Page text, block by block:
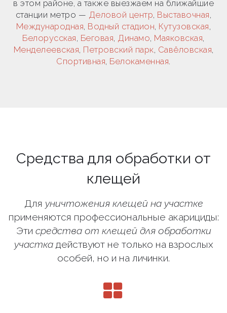
в этом районе, а также выезжаем на ближайшие
станции метро — Деловой центр, Выставочная,
Международная, Водный стадион, Кутузовская,
Белорусская, Беговая, Динамо, Маяковская,
Менделеевская, Петровский парк, Савёловская,
Спортивная, Белокаменная.
Средства для обработки от
клещей
Для уничтожения клещей на участке
применяются профессиональные акарициды:
Эти средства от клещей для обработки
участкадействуют не только на взрослых
особей, но и на личинки.